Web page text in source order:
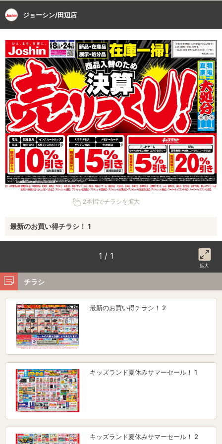
ジョーシン/田辺店
2本指でチラシを拡大
最新のお買い得チラシ！ 1
1 / 1
拡大
チラシ
最新のお買い得チラシ！ 2
キッズランド夏休みサマーセール！ 1
キッズランド夏休みサマーセール！ 2